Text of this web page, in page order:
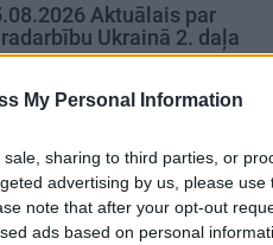
My Personal Information
sharing to third parties, or
advertising by us, please
note that after your opt-out
ads based on personal
Aktuālais par
Ukrainā 2. daļa